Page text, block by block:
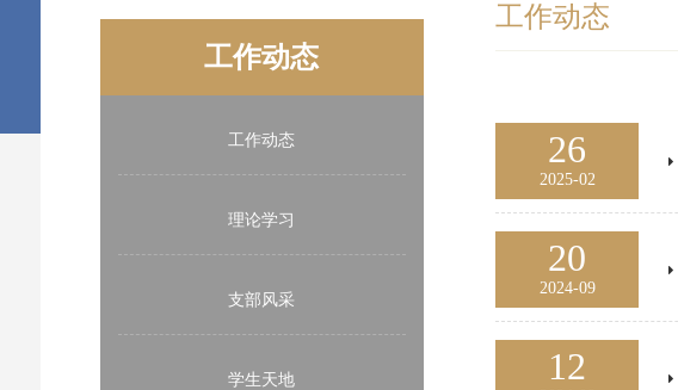
工作动态
工作动态
理论学习
支部风采
学生天地
工作动态
26
2025-02
20
2024-09
12